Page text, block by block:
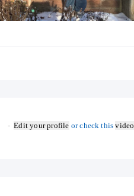
Edit your profile or check thisvideo